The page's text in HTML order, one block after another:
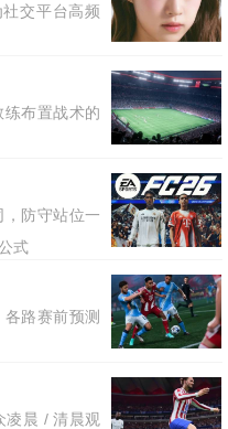
交平台高频
布置战术的
防守站位一
式
路赛前预测
晨 / 清晨观